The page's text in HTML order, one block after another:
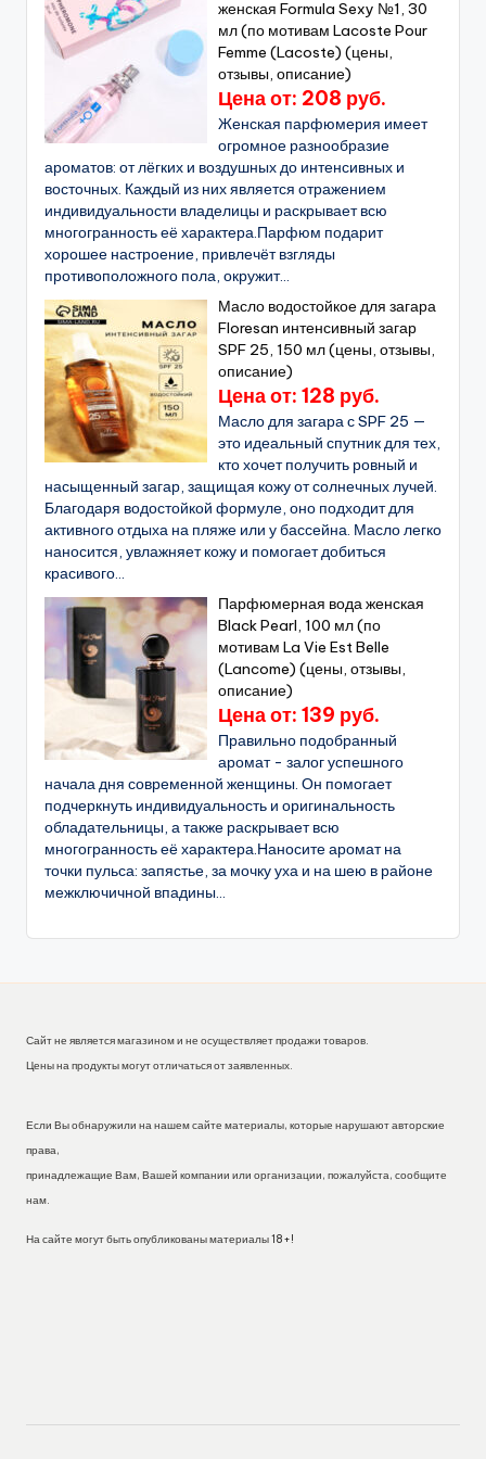
женская Formula Sexy №1, 30
мл (по мотивам Lacoste Pour
Femme (Lacoste) (цены,
отзывы, описание)
Цена от: 208 руб.
Женская парфюмерия имеет
огромное разнообразие
ароматов: от лёгких и воздушных до интенсивных и
восточных. Каждый из них является отражением
индивидуальности владелицы и раскрывает всю
многогранность её характера.Парфюм подарит
хорошее настроение, привлечёт взгляды
противоположного пола, окружит...
Масло водостойкое для загара
Floresan интенсивный загар
SPF 25, 150 мл (цены, отзывы,
описание)
Цена от: 128 руб.
Масло для загара с SPF 25 —
это идеальный спутник для тех,
кто хочет получить ровный и
насыщенный загар, защищая кожу от солнечных лучей.
Благодаря водостойкой формуле, оно подходит для
активного отдыха на пляже или у бассейна. Масло легко
наносится, увлажняет кожу и помогает добиться
красивого...
Парфюмерная вода женская
Black Pearl, 100 мл (по
мотивам La Vie Est Belle
(Lancome) (цены, отзывы,
описание)
Цена от: 139 руб.
Правильно подобранный
аромат - залог успешного
начала дня современной женщины. Он помогает
подчеркнуть индивидуальность и оригинальность
обладательницы, а также раскрывает всю
многогранность её характера.Наносите аромат на
точки пульса: запястье, за мочку уха и на шею в районе
межключичной впадины...
Сайт не является магазином и не осуществляет продажи товаров.
Цены на продукты могут отличаться от заявленных.
Если Вы обнаружили на нашем сайте материалы, которые нарушают авторские
права,
принадлежащие Вам, Вашей компании или организации, пожалуйста, сообщите
нам.
На сайте могут быть опубликованы материалы 18+!